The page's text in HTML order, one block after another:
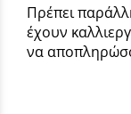
Πρέπει
έχουν
να